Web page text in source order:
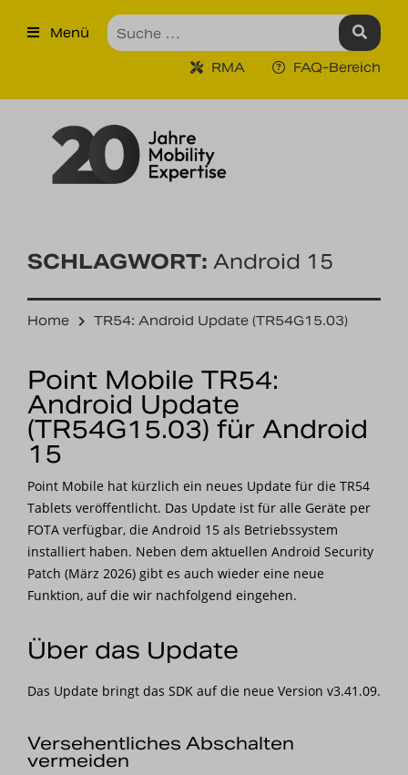
×
Robuste Industrie-Tablet PCs
Ruggedized Industrie
Handhelds
Kontakt
Nachrichten
Karriere
Menü
RMA FAQ-Bereich
SCHLAGWORT: Android 15
Home TR54: Android Update (TR54G15.03)
Point Mobile TR54:
Android Update
(TR54G15.03) für Android
15
Point Mobile hat kürzlich ein neues Update für die TR54
Tablets veröffentlicht. Das Update ist für alle Geräte per
FOTA verfügbar, die Android 15 als Betriebssystem
installiert haben. Neben dem aktuellen Android Security
Patch (März 2026) gibt es auch wieder eine neue
Funktion, auf die wir nachfolgend eingehen.
Über das Update
Das Update bringt das SDK auf die neue Version v3.41.09.
Versehentliches Abschalten
vermeiden